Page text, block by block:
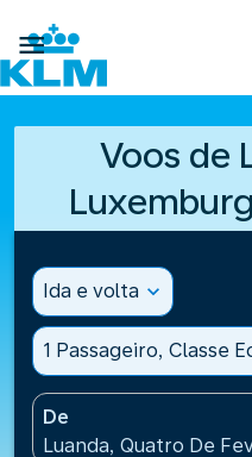

Voos de
Ida e volta expand_more
1 Passageiro, Classe
De
Luanda, Quatro De